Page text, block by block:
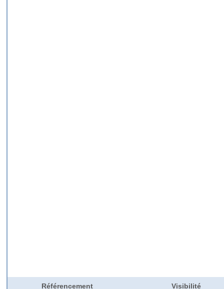
Référencement Visibilité